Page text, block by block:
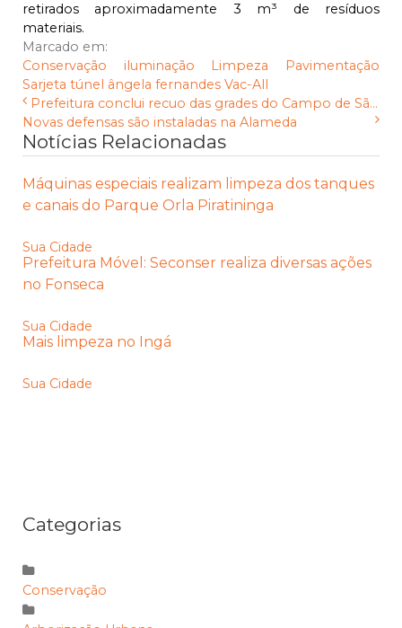
retirados aproximadamente 3 m³ de resíduos
materiais.
Marcado em:
Conservação
iluminação Limpeza
Pavimentação
Sarjeta túnel ângela fernandes Vac-All
Prefeitura conclui recuo das grades do Campo de Sã...
Novas defensas são instaladas na Alameda
Notícias Relacionadas
Máquinas especiais realizam limpeza dos tanques
e canais do Parque Orla Piratininga
Sua Cidade
Prefeitura Móvel: Seconser realiza diversas ações
no Fonseca
Sua Cidade
Mais limpeza no Ingá
Sua Cidade
Categorias
Conservação